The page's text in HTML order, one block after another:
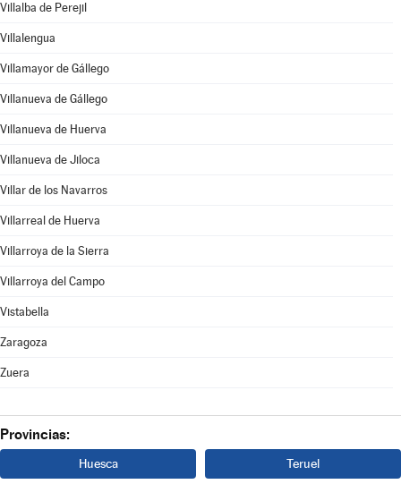
Villalba de Perejil
Villalengua
Villamayor de Gállego
Villanueva de Gállego
Villanueva de Huerva
Villanueva de Jiloca
Villar de los Navarros
Villarreal de Huerva
Villarroya de la Sierra
Villarroya del Campo
Vistabella
Zaragoza
Zuera
Provincias:
Huesca Teruel